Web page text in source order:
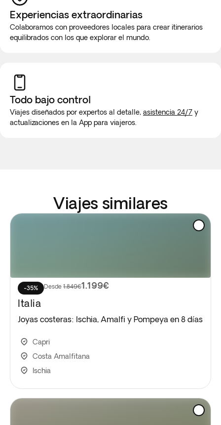
Experiencias extraordinarias
Colaboramos con proveedores locales para crear itinerarios
equilibrados con los que explorar el mundo.
Todo bajo control
Viajes diseñados por expertos al detalle, asistencia 24/7 y
actualizaciones en la App para viajeros.
Viajes similares
-35% Desde 1.849€1.199€
Italia
Joyas costeras: Ischia, Amalfi y Pompeya en 8 días
Capri
Costa Amalfitana
Ischia